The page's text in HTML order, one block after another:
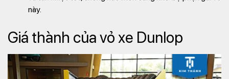
này.
Giá thành của vỏ xe Dunlop